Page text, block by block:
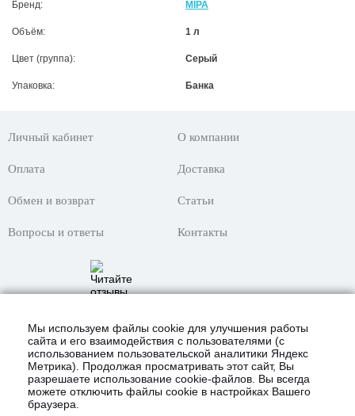
Бренд: MIPA
Объём: 1 л
Цвет (группа): Серый
Упаковка: Банка
Личный кабинет О компании
Оплата Доставка
Обмен и возврат Статьи
Вопросы и ответы Контакты
Мы используем файлы cookie для улучшения работы
сайта и его взаимодействия с пользователями (с
использованием пользовательской аналитики Яндекс
Метрика). Продолжая просматривать этот сайт, Вы
разрешаете использование cookie-файлов. Вы всегда
можете отключить файлы cookie в настройках Вашего
браузера.